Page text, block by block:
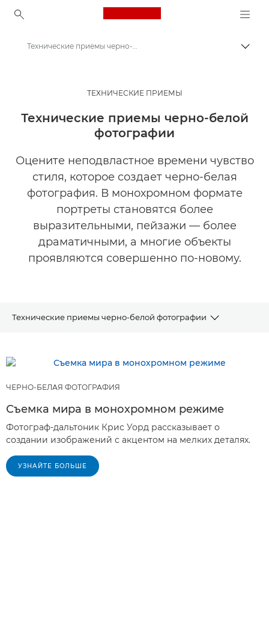
Canon Logo, back to
Мастерская творчества | Советы по фотографии и печати и руководства для покупателей
Советы и технические приемы по фотографии и печати
Технические приемы черно-белой фотографии | Мастерская творчества
ТЕХНИЧЕСКИЕ ПРИЕМЫ
Технические приемы черно-белой
фотографии
Оцените неподвластное времени чувство
стиля, которое создает черно-белая
фотография. В монохромном формате
портреты становятся более
выразительными, пейзажи — более
драматичными, а многие объекты
проявляются совершенно по-новому.
Технические приемы черно-белой фотографии
ОБОРУДОВАНИЯ
ЧЕРНО-БЕЛАЯ ФОТОГРАФИЯ
Съемка мира в монохромном режиме
Фотограф-дальтоник Крис Уорд рассказывает о
создании изображений с акцентом на мелких деталях.
УЗНАЙТЕ БОЛЬШЕ